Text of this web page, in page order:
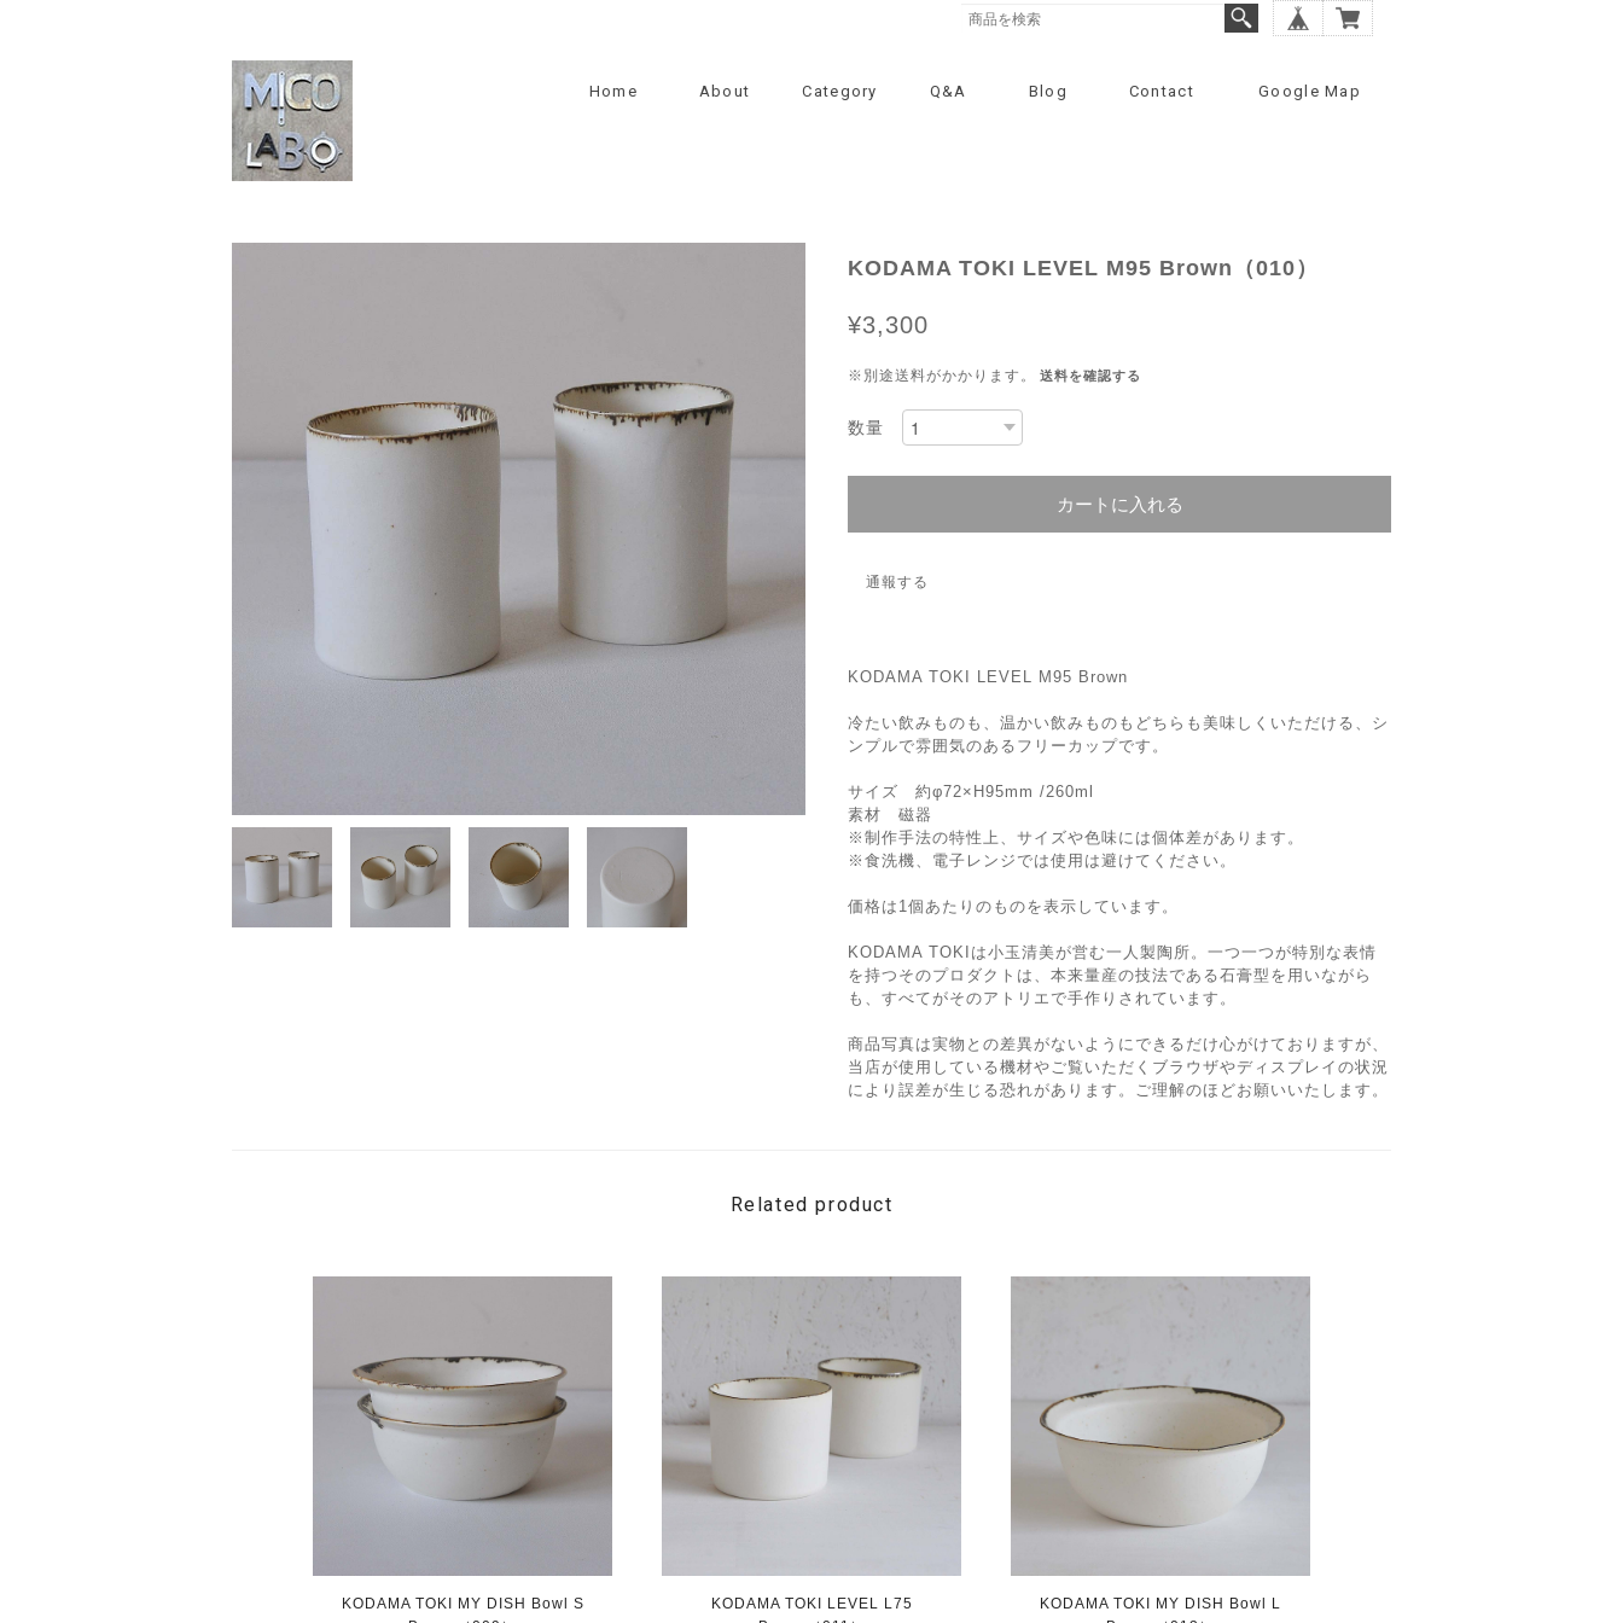
Home About Category Q&A Blog Contact Google Map
KODAMA TOKI LEVEL M95 Brown（010）
¥3,300
※別途送料がかかります。 送料を確認する
数量
カートに入れる
通報する
KODAMA TOKI LEVEL M95 Brown
冷たい飲みものも、温かい飲みものもどちらも美味しくいただける、シ
ンプルで雰囲気のあるフリーカップです。
サイズ 約φ72×H95mm /260ml
素材 磁器
※制作手法の特性上、サイズや色味には個体差があります。
※食洗機、電子レンジでは使用は避けてください。
価格は1個あたりのものを表示しています。
KODAMA TOKIは小玉清美が営む一人製陶所。一つ一つが特別な表情
を持つそのプロダクトは、本来量産の技法である石膏型を用いながら
も、すべてがそのアトリエで手作りされています。
商品写真は実物との差異がないようにできるだけ心がけておりますが、
当店が使用している機材やご覧いただくブラウザやディスプレイの状況
により誤差が生じる恐れがあります。ご理解のほどお願いいたします。
Related product
KODAMA TOKI MY DISH Bowl S
KODAMA TOKI LEVEL L75
KODAMA TOKI MY DISH Bowl L